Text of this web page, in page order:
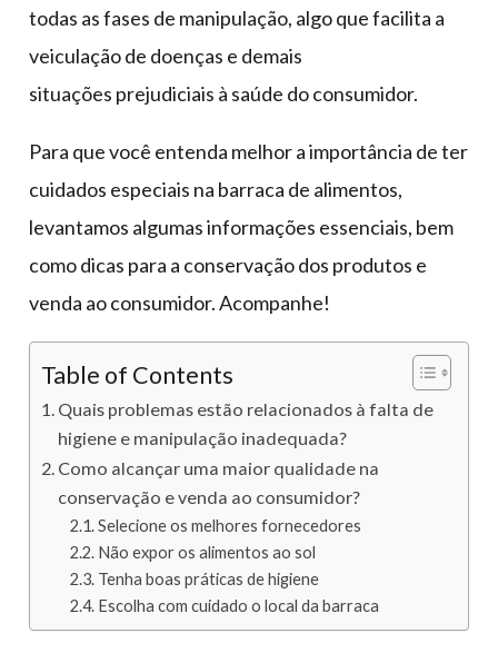
todas as fases de manipulação, algo que facilita a
veiculação de doenças e demais
situações prejudiciais à saúde do consumidor.
Para que você entenda melhor a importância de ter
cuidados especiais na barraca de alimentos,
levantamos algumas informações essenciais, bem
como dicas para a conservação dos produtos e
venda ao consumidor. Acompanhe!
Table of Contents
Quais problemas estão relacionados à falta de
higiene e manipulação inadequada?
Como alcançar uma maior qualidade na
conservação e venda ao consumidor?
Selecione os melhores fornecedores
Não expor os alimentos ao sol
Tenha boas práticas de higiene
Escolha com cuidado o local da barraca